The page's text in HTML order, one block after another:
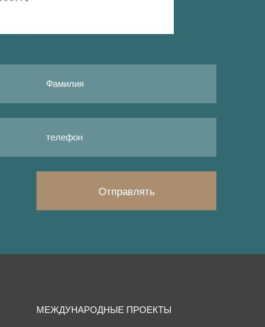
Отправлять
МЕЖДУНАРОДНЫЕ ПРОЕКТЫ